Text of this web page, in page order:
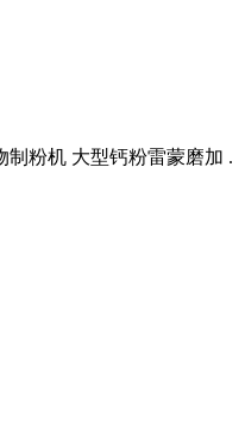
制粉机 大型钙粉雷蒙磨加 .